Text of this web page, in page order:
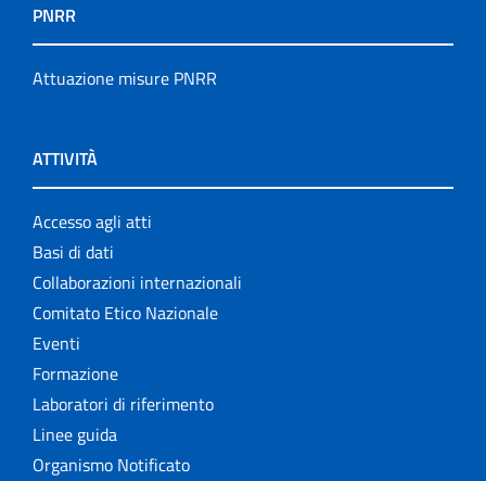
PNRR
Attuazione misure PNRR
ATTIVITÀ
Accesso agli atti
Basi di dati
Collaborazioni internazionali
Comitato Etico Nazionale
Eventi
Formazione
Laboratori di riferimento
Linee guida
Organismo Notificato